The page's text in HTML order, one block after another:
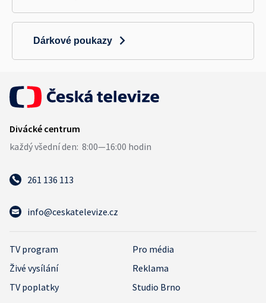
Dárkové poukazy
261 136 113
info@ceskatelevize.cz
TV program
Pro média
Živé vysílání
Reklama
TV poplatky
Studio Brno